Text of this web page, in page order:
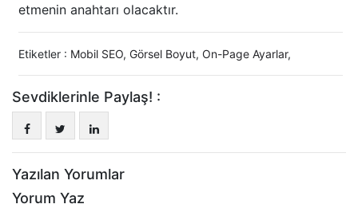
etmenin anahtarı olacaktır.
Etiketler : Mobil SEO, Görsel Boyut, On-Page Ayarlar,
Sevdiklerinle Paylaş! :
Yazılan Yorumlar
Yorum Yaz